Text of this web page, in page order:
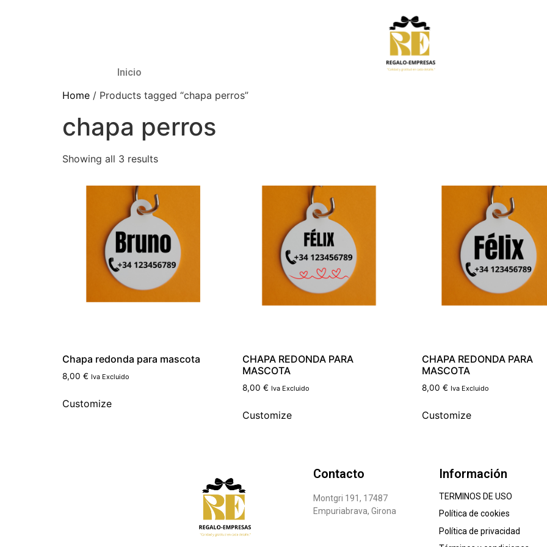
Inicio
Home / Products tagged “chapa perros”
chapa perros
Showing all 3 results
Chapa redonda para mascota
8,00 € Iva Excluido
Customize
CHAPA REDONDA PARA
MASCOTA
8,00 € Iva Excluido
Customize
CHAPA REDONDA PARA
MASCOTA
8,00€ Iva Excluido
Customize
Contacto
Montgri 191, 17487
Empuriabrava, Girona
Información
TERMINOS DE USO
Política de cookies
Política de privacidad